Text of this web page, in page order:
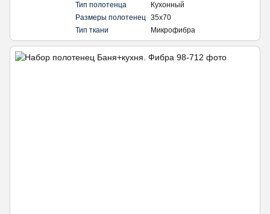
Тип полотенца
Кухонный
Размеры полотенец
35х70
Тип ткани
Микрофибра